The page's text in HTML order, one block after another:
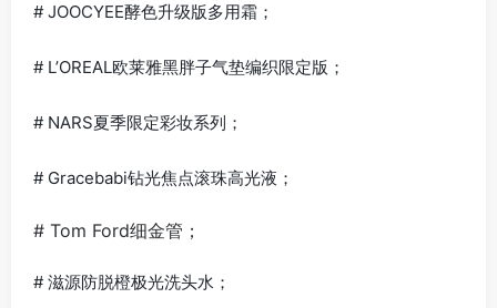
# JOOCYEE酵色升级版多用霜；
# L’OREAL欧莱雅黑胖子气垫编织限定版；
# NARS夏季限定彩妆系列；
# Gracebabi钻光焦点滚珠高光液；
# Tom Ford细金管；
# 滋源防脱橙极光洗头水；